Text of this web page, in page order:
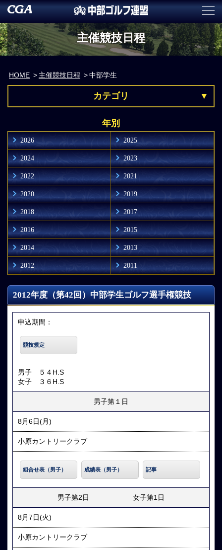
主催競技日程
HOME 主催競技日程 中部学生
カテゴリ
年別
2026 2025
2024 2023
2022 2021
2020 2019
2018 2017
2016 2015
2014 2013
2012 2011
2012年度（第42回）中部学生ゴルフ選手権競技
申込期間：
競技規定
男子 ５４H.S
女子 ３６H.S
男子第１日
8月6日(月)
小原カントリークラブ
組合せ表（男子） 成績表（男子） 記事
男子第2日 女子第1日
8月7日(火)
小原カントリークラブ